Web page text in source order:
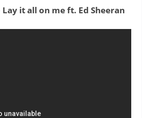
it all on me ft. Ed Sheeran